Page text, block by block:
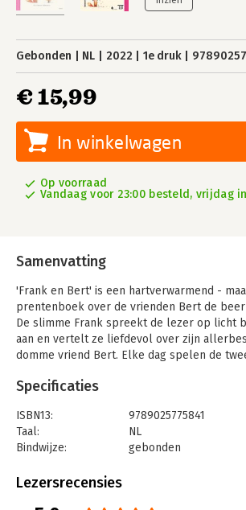
Gebonden NL 2022 1e druk
€ 15,99
In winkelwagen
Op voorraad
Vandaag voor 23:00 besteld, vrijdag
Samenvatting
'Frank en Bert' is een hartverwarmend -
prentenboek over de vrienden Bert de beer
De slimme Frank spreekt de lezer op licht
aan en vertelt ze liefdevol over zijn
domme vriend Bert. Elke dag spelen de
zich altijd wel achter een dun boompje of
lukt hem nooit. Dus laat Frank, zoals het een
betaamt, Bert een keer winnen. Hij doet net
kan vinden. Nu Bert gewonnen heeft, mag hij
verstoppen. Maar dan blijkt dat Bert zich
Specificaties
ISBN13:
9789025775841
Taal:
NL
Bindwijze:
gebonden
Uitgever:
Lezersrecensies